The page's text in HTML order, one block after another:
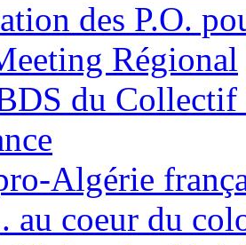
des P.O.
Régional
du Collectif
Algérie
au coeur du